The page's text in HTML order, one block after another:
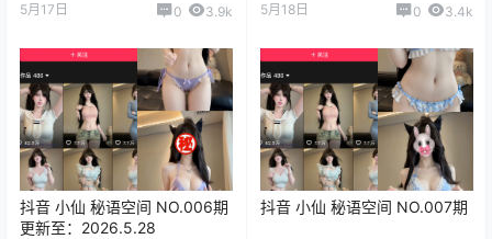
5月17日 0 3.9k 5月18日 0 3.4k
抖音 小仙 秘语空间 NO.006期
更新至：2026.5.28
抖音 小仙 秘语空间 NO.007期